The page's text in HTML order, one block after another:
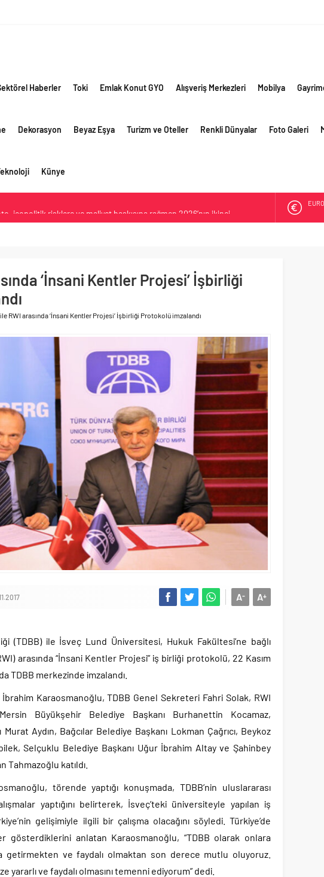
Haberler Toki Emlak Konut GYO Alışveriş Merkezleri Mobilya
Dekorasyon Beyaz Eşya Turizm ve Oteller Renkli Dünyalar Foto Galeri
Künye
ilk yüksek hızlı demiryolu projesine Kalyon İnşaat imzası
yakında başlıyor
ALTIN
‘İnsani Kentler Projesi’ İşbirliği
RWI arasında ‘İnsani Kentler Projesi’ İşbirliği Protokolü imzalandı
A+
A-
(TDBB) ile İsveç Lund Üniversitesi, Hukuk Fakültesi’ne bağlı
arasında “İnsani Kentler Projesi” iş birliği protokolü, 22 Kasım
TDBB merkezinde imzalandı.
İbrahim Karaosmanoğlu, TDBB Genel Sekreteri Fahri Solak, RWI
Büyükşehir Belediye Başkanı Burhanettin Kocamaz,
Aydın, Bağcılar Belediye Başkanı Lokman Çağrıcı, Beykoz
Selçuklu Belediye Başkanı Uğur İbrahim Altay ve Şahinbey
Tahmazoğlu katıldı.
törende yaptığı konuşmada, TDBB’nin uluslararası
yaptığını belirterek, İsveç’teki üniversiteyle yapılan iş
gelişimiyle ilgili bir çalışma olacağını söyledi. Türkiye’de
gösterdiklerini anlatan Karaosmanoğlu, “TDBB olarak onlara
getirmekten ve faydalı olmaktan son derece mutlu oluyoruz.
ve faydalı olmasını temenni ediyorum” dedi.